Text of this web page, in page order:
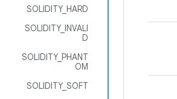
SOLIDITY_HARD
SOLIDITY_INVALI
D
SOLIDITY_PHANT
OM
SOLIDITY_SOFT